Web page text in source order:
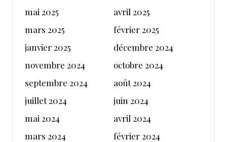
mai 2025
avril 2025
mars 2025
février 2025
janvier 2025
décembre 2024
novembre 2024
octobre 2024
septembre 2024
août 2024
juillet 2024
juin 2024
mai 2024
avril 2024
mars 2024
février 2024